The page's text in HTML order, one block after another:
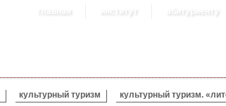
главная институт абитуриенту
культурный туризм культурный туризм.